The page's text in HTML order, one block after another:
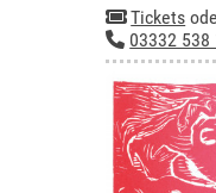
Tickets
03332 538